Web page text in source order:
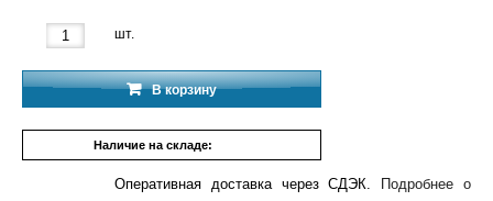
шт.
В корзину
Наличие на складе:
Оперативная доставка через СДЭК.
Подробнее о